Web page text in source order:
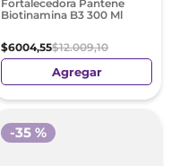
Fortalecedora Pantene
Biotinamina B3 300 Ml
$6004,55$12.009,10
Agregar
-35 %